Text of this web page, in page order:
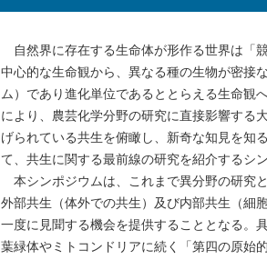
自然界に存在する生命体が形作る世界は「
中心的な生命観から、異なる種の生物が密接
ム）であり進化単位であるととらえる生命観
により、農芸化学分野の研究に直接影響する
げられている共生を俯瞰し、新奇な知見を知
て、共生に関する最前線の研究を紹介するシ
本シンポジウムは、これまで異分野の研究
外部共生（体外での共生）及び内部共生（細
一度に見聞する機会を提供することとなる。
葉緑体やミトコンドリアに続く「第四の原始